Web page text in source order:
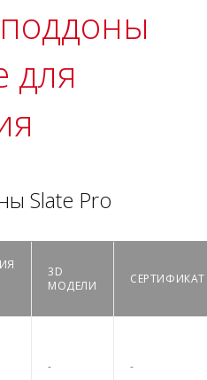
Slate Pro
3D
МОДЕЛИ
СЕРТИФИКАТ
- -